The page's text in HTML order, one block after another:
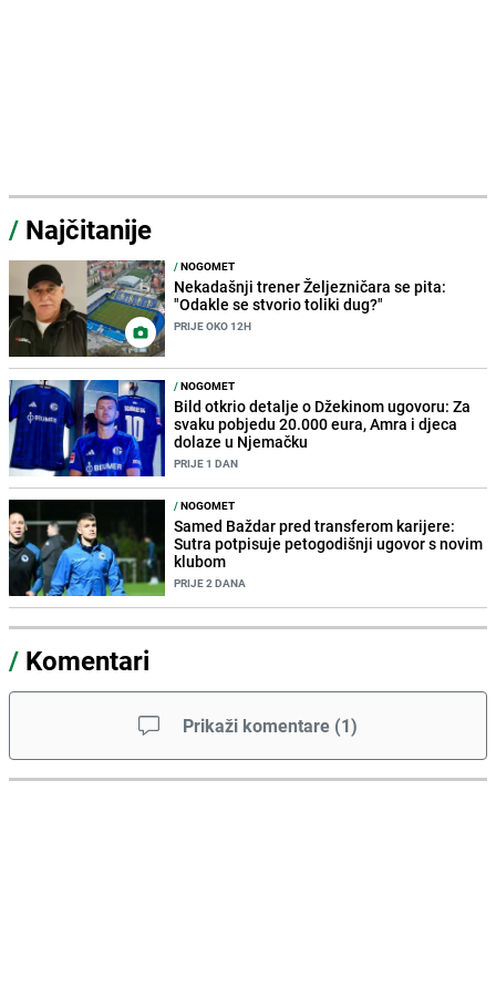
/ Najčitanije
/NOGOMET
Nekadašnji trener Željezničara se pita:
"Odakle se stvorio toliki dug?"
PRIJE OKO 12H
/NOGOMET
Bild otkrio detalje o Džekinom ugovoru: Za
svaku pobjedu 20.000 eura, Amra i djeca
dolaze u Njemačku
PRIJE 1 DAN
/NOGOMET
Samed Baždar pred transferom karijere:
Sutra potpisuje petogodišnji ugovor s novim
klubom
PRIJE 2 DANA
/ Komentari
Prikaži komentare (1)